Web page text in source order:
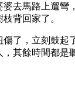
去馬路上遛
背回家了。
了，立刻鼓
其餘時間都是